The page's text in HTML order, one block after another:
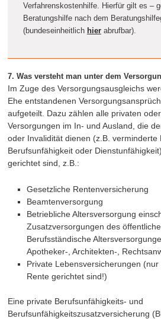
Verfahrenskostenhilfe. Hierfür gilt es –
Beratungshilfe nach dem
(bundeseinheitlich hierabrufbar).
7. Was versteht man unter dem
Im Zuge des Versorgungsausgleichs
Ehe entstandenen
aufgeteilt. Dazu zählen alle privaten
Versorgungen im In- und Ausland, die
oder Invalidität dienen (z.B. verminderte
Berufsunfähigkeit oder
gerichtet sind, z.B.:
Gesetzliche Rentenversicherung
Beamtenversorgung
Betriebliche Altersversorgung
Zusatzversorgungen des
Berufsständische
Apotheker-, Architekten-,
Private Lebensversicherungen
Rente gerichtet sind!)
Eine private Berufsunfähigkeits- und
Berufsunfähigkeitszusatzversicherung